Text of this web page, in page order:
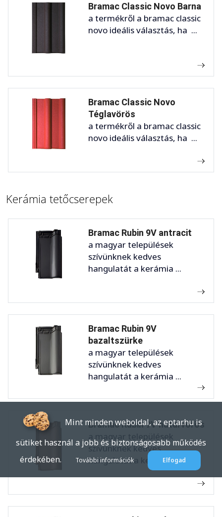
Bramac Classic Novo Barna
a termékről a bramac classic
novo ideális választás, ha ...
Bramac Classic Novo
Téglavörös
a termékről a bramac classic
novo ideális választás, ha ...
Kerámia tetőcserepek
Bramac Rubin 9V antracit
a magyar települések
szívünknek kedves
hangulatát a kerámia ...
Bramac Rubin 9V
bazaltszürke
a magyar települések
szívünknek kedves
hangulatát a kerámia ...
Bramac Rubin 9V natúrvörös
a magyar települések
szívünknek kedves
hangulatát a kerámia ...
Mint minden weboldal, az eptar.hu is
sütiket használ a jobb és biztonságosabb működés
érdekében.
További információk Elfogad